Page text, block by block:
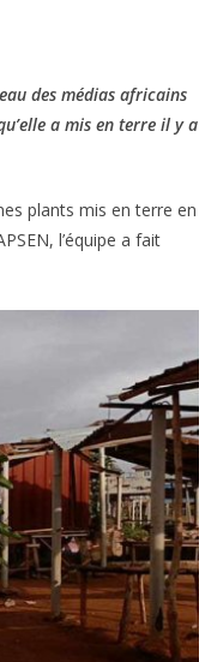
des médias africains
a mis en terre il y a
plants mis en terre en
l’équipe a fait